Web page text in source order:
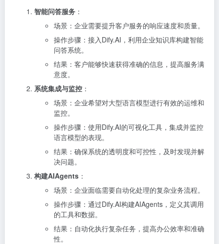
智能问答服务 ：
场景：企业需要提升客户服务的响应速度和质量。
操作步骤：接入Dify.AI，利用企业知识库构建智能
问答系统。
结果：客户能够快速获得准确的信息，提高服务满
意度。
系统集成与监控 ：
场景：企业希望对大型语言模型进行有效的运维和
监控。
操作步骤：使用Dify.AI的可视化工具，集成并监控
语言模型的表现。
结果：确保系统的透明度和可控性，及时发现并解
决问题。
构建AIAgents ：
场景：企业面临需要自动化处理的复杂业务流程。
操作步骤：通过Dify.AI构建AIAgents，定义其调用
的工具和数据。
结果：自动化执行复杂任务，提高办公效率和准确
性。